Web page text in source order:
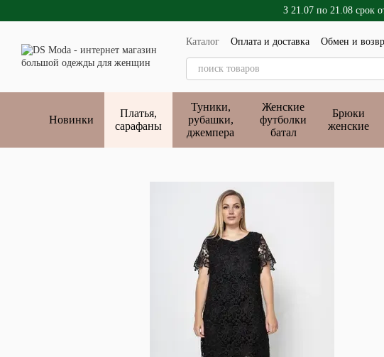
З 21.07 по 21.08 срок
Каталог Оплата и доставка Обмен и
Публичный договор
Новинки
Платья,
сарафаны
Туники,
рубашки,
джемпера
Женские
футболки
батал
Брюки
женские